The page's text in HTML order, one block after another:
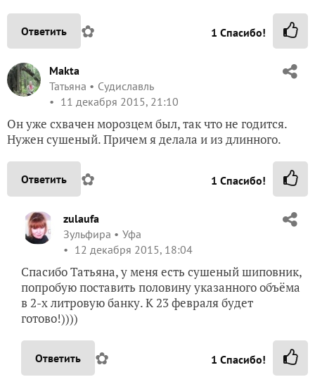
Ответить ✿ 1 Спасибо!
Makta
Татьяна
Судиславль
11 декабря 2015, 21:10
Он уже схвачен морозцем был, так что не годится.
Нужен сушеный. Причем я делала и из длинного.
Ответить ✿ 1 Спасибо!
zulaufa
Зульфира
Уфа
12 декабря 2015, 18:04
Спасибо Татьяна, у меня есть сушеный шиповник,
попробую поставить половину указанного объёма
в 2-х литровую банку. К 23 февраля будет
готово!))))
Ответить ✿ 1 Спасибо!